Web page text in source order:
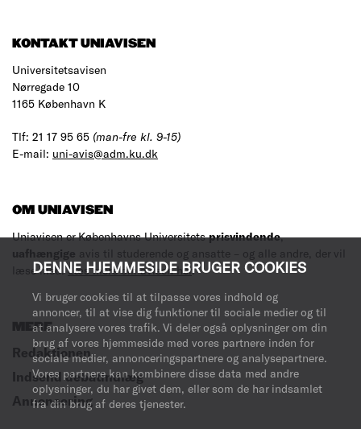
DENNE HJEMMESIDE BRUGER COOKIES
Vi bruger cookies til at tilpasse vores indhold og
annoncer, til at vise dig funktioner til sociale medier og til
at analysere vores trafik. Vi deler også oplysninger om din
brug af vores hjemmeside med vores partnere inden for
sociale medier, annonceringspartnere og analysepartnere.
Vores partnere kan kombinere disse data med andre
oplysninger, du har givet dem, eller som de har indsamlet
fra din brug af deres tjenester.
KONTAKT UNIAVISEN
Universitetsavisen
Nørregade 10
1165 København K
Tlf: 21 17 95 65 (man-fre kl. 9-15)
E-mail: uni-avis@adm.ku.dk
OM UNIAVISEN
Uniavisen er Københavns Universitetsprisvindende,
uafhængige avis til studerende og ansatte – og alle andre, der vil
læse med.Læs mere om avisen her.
MERE
Redaktionen
Indsend debatindlæg
Annoncering